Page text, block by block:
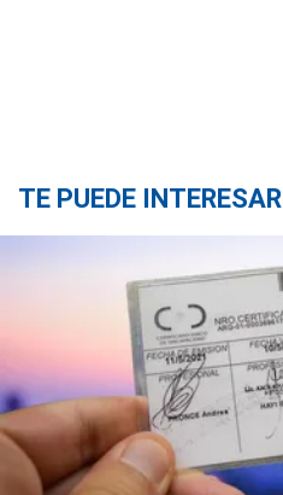
TE PUEDE INTERESAR